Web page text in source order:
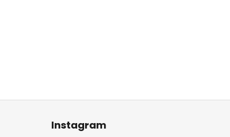
Z
Instagram